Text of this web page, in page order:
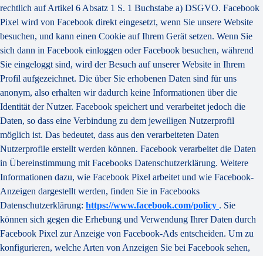
rechtlich auf Artikel 6 Absatz 1 S. 1 Buchstabe a) DSGVO. Facebook
Pixel wird von Facebook direkt eingesetzt, wenn Sie unsere Website
besuchen, und kann einen Cookie auf Ihrem Gerät setzen. Wenn Sie
sich dann in Facebook einloggen oder Facebook besuchen, während
Sie eingeloggt sind, wird der Besuch auf unserer Website in Ihrem
Profil aufgezeichnet. Die über Sie erhobenen Daten sind für uns
anonym, also erhalten wir dadurch keine Informationen über die
Identität der Nutzer. Facebook speichert und verarbeitet jedoch die
Daten, so dass eine Verbindung zu dem jeweiligen Nutzerprofil
möglich ist. Das bedeutet, dass aus den verarbeiteten Daten
Nutzerprofile erstellt werden können. Facebook verarbeitet die Daten
in Übereinstimmung mit Facebooks Datenschutzerklärung. Weitere
Informationen dazu, wie Facebook Pixel arbeitet und wie Facebook-
Anzeigen dargestellt werden, finden Sie in Facebooks
Datenschutzerklärung: https://www.facebook.com/policy . Sie
können sich gegen die Erhebung und Verwendung Ihrer Daten durch
Facebook Pixel zur Anzeige von Facebook-Ads entscheiden. Um zu
konfigurieren, welche Arten von Anzeigen Sie bei Facebook sehen,